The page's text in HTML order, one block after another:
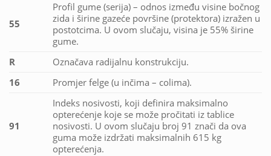
55
Profil gume (serija) – odnos između visine bočnog
zida i širine gazeće površine (protektora) izražen u
postotcima. U ovom slučaju, visina je 55% širine
gume.
R
Označava radijalnu konstrukciju.
16
Promjer felge (u inčima – colima).
91
Indeks nosivosti, koji definira maksimalno
opterećenje koje se može pročitati iz tablice
nosivosti. U ovom slučaju broj 91 znači da ova
guma može izdržati maksimalnih 615 kg
opterećenja.